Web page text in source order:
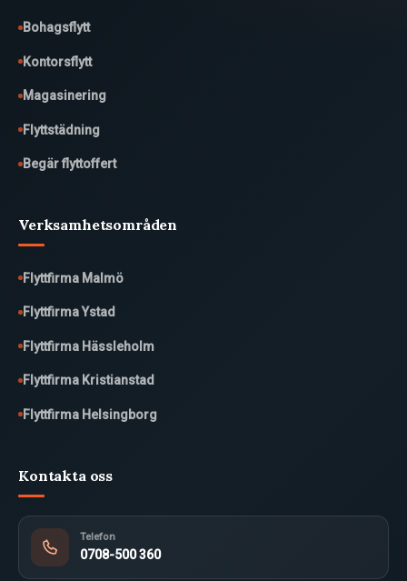
Bohagsflytt
Kontorsflytt
Magasinering
Flyttstädning
Begär flyttoffert
Verksamhetsområden
Flyttfirma Malmö
Flyttfirma Ystad
Flyttfirma Hässleholm
Flyttfirma Kristianstad
Flyttfirma Helsingborg
Kontakta oss
Telefon
0708-500 360